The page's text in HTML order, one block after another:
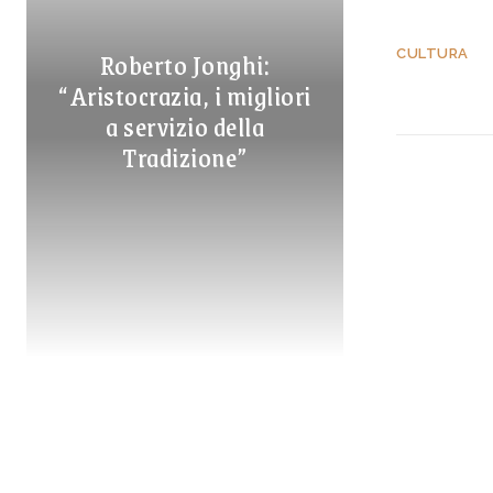
Roberto Jonghi:
“Aristocrazia, i migliori
a servizio della
Tradizione”
CULTURA